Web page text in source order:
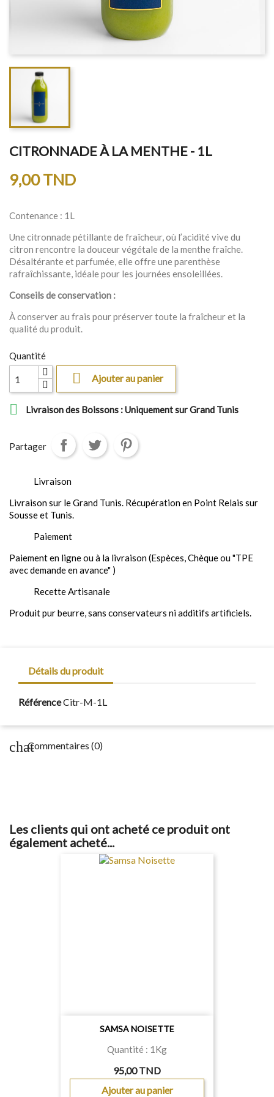
CITRONNADE À LA MENTHE - 1L
9,00 TND
Contenance : 1L
Une citronnade pétillante de fraîcheur, où l’acidité vive du
citron rencontre la douceur végétale de la menthe fraîche.
Désaltérante et parfumée, elle offre une parenthèse
rafraîchissante, idéale pour les journées ensoleillées.
Conseils de conservation :
À conserver au frais pour préserver toute la fraîcheur et la
qualité du produit.
Quantité
 Ajouter au panier
 Livraison des Boissons : Uniquement sur Grand Tunis
Partager
Livraison
Livraison sur le Grand Tunis. Récupération en Point Relais sur
Sousse et Tunis.
Paiement
Paiement en ligne ou à la livraison (Espèces, Chèque ou "TPE
avec demande en avance" )
Recette Artisanale
Produit pur beurre, sans conservateurs ni additifs artificiels.
Détails du produit
RéférenceCitr-M-1L
chatCommentaires (0)
Les clients qui ont acheté ce produit ont
également acheté...
SAMSA NOISETTE
Quantité : 1Kg
95,00 TND
Ajouter au panier